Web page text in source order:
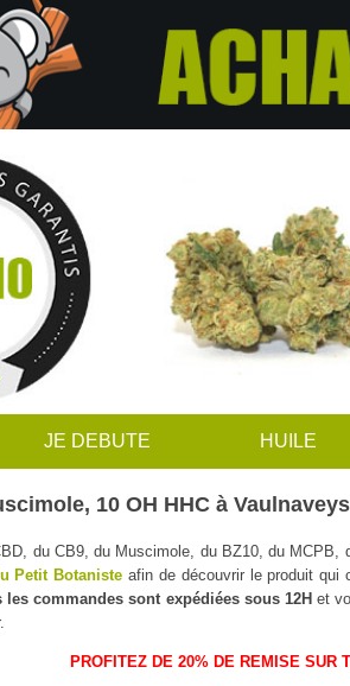
JE DEBUTE HUILE
10 OH HHC à
du CB9, du Muscimole, du BZ10, du
Petit Botaniste afin de découvrir le produit qui
les commandes sont expédiées sous 12Het
PROFITEZ DE 20% DE REMISE SUR